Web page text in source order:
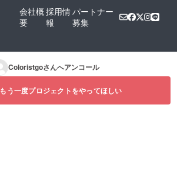
会社概
要
採用情
報
パートナー
募集
Coloristgoさんへアンコール
もう一度プロジェクトをやってほしい